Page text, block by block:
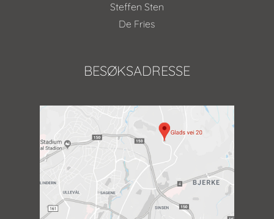
Steffen Sten
De Fries
BESØKSADRESSE